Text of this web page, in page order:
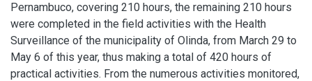
Pernambuco, covering 210 hours, the remaining 210 hours
were completed in the field activities with the Health
Surveillance of the municipality of Olinda, from March 29 to
May 6 of this year, thus making a total of 420 hours of
practical activities. From the numerous activities monitored,